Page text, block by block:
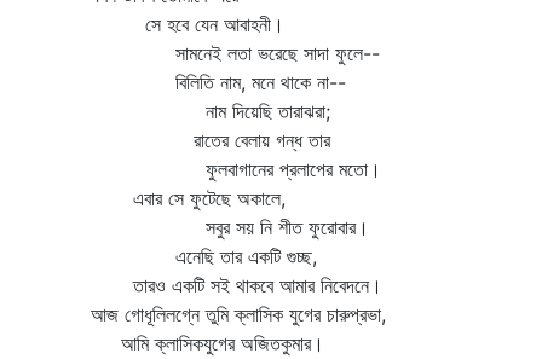
সে হবে যেন আবাহনী।
সামনেই লতা ভরেছে সাদা ফুলে--
বিলিতি নাম, মনে থাকে না--
নাম দিয়েছি তারাঝরা;
রাতের বেলায় গন্ধ তার
ফুলবাগানের প্রলাপের মতো।
এবার সে ফুটেছে অকালে,
সবুর সয় নি শীত ফুরোবার।
এনেছি তার একটি গুচ্ছ,
তারও একটি সই থাকবে আমার নিবেদনে।
আজ গোধূলিলগ্নে তুমি ক্লাসিক যুগের চারুপ্রভা,
আমি ক্লাসিকযুগের অজিতকুমার।